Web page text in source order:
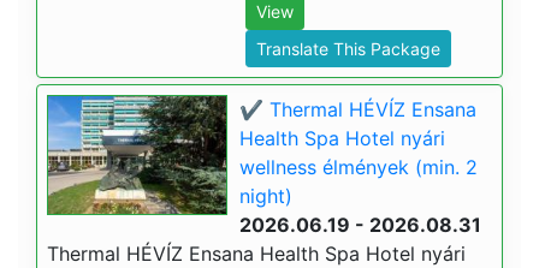
View
Translate This Package
✔️ Thermal HÉVÍZ Ensana
Health Spa Hotel nyári
wellness élmények (min. 2
night)
2026.06.19 - 2026.08.31
Thermal HÉVÍZ Ensana Health Spa Hotel nyári